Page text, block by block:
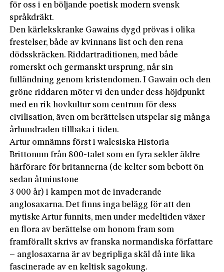
för oss i en böljande poetisk modern svensk
språkdräkt.
Den kärlekskranke Gawains dygd prövas i olika
frestelser, både av kvinnans list och den rena
dödsskräcken. Riddartraditionen, med både
romerskt och germanskt ursprung, når sin
fulländning genom kristendomen. I Gawain och den
gröne riddaren möter vi den under dess höjdpunkt
med en rik hovkultur som centrum för dess
civilisation, även om berättelsen utspelar sig många
århundraden tillbaka i tiden.
Artur omnämns först i walesiska Historia
Brittonum från 800-talet som en fyra sekler äldre
härförare för britannerna (de kelter som bebott ön
sedan åtminstone
3 000 år) i kampen mot de invaderande
anglosaxarna. Det finns inga belägg för att den
mytiske Artur funnits, men under medeltiden växer
en flora av berättelse om honom fram som
framförallt skrivs av franska normandiska författare
– anglosaxarna är av begripliga skäl då inte lika
fascinerade av en keltisk sagokung.